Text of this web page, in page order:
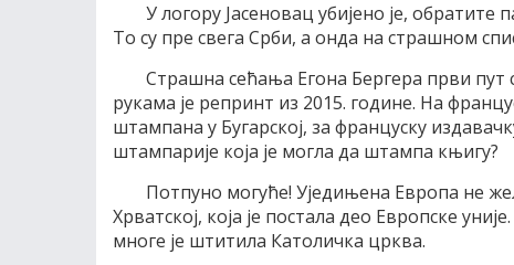
У логору Јасеновац убијено је,
То су пре свега Срби, а онда на страшном
Страшна сећања Егона Бергера први пут
рукама је репринт из 2015. године. На
штампана у Бугарској, за француску
штампарије која је могла да штампа књигу?
Потпуно могуће! Уједињена Европа не
Хрватској, која је постала део Европске
многе је штитила Католичка црква.